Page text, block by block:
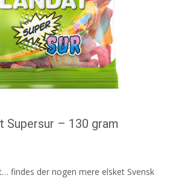
Supersur – 130 gram
findes der nogen mere elsket Svensk